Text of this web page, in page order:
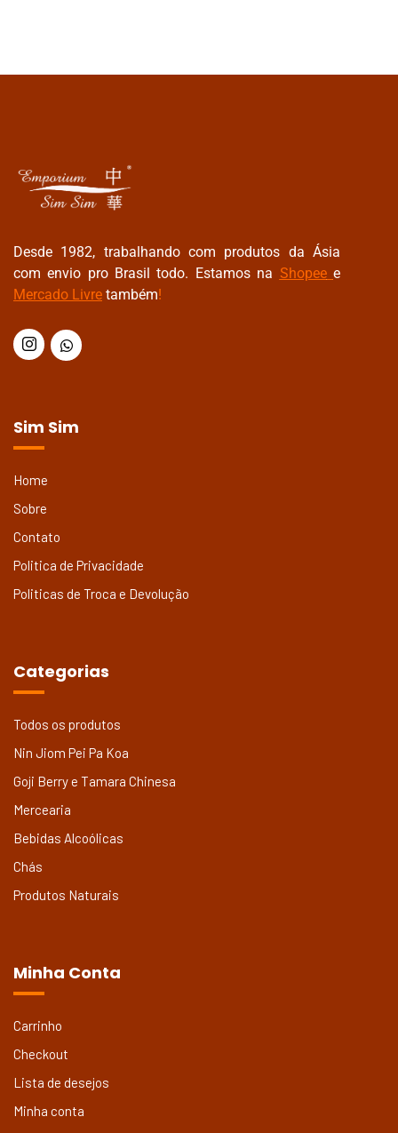
Desde 1982, trabalhando com produtos da Ásia
com envio pro Brasil todo. Estamos na Shopee e
Mercado Livre também!
Sim Sim
Home
Sobre
Contato
Politica de Privacidade
Politicas de Troca e Devolução
Categorias
Todos os produtos
Nin Jiom Pei Pa Koa
Goji Berry e Tamara Chinesa
Mercearia
Bebidas Alcoólicas
Chás
Produtos Naturais
Minha Conta
Carrinho
Checkout
Lista de desejos
Minha conta